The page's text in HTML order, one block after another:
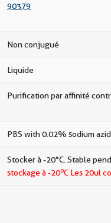
90379
Non conjugué
Liquide
Purification par affinité
PBS with 0.02% sodium
Stocker à -20°C. Stable
stockage à -20oC Les 20ul